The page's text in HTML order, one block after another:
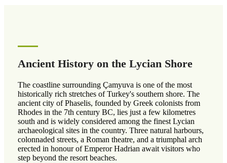
Ancient History on the Lycian Shore
The coastline surrounding Çamyuva is one of the most
historically rich stretches of Turkey's southern shore. The
ancient city of Phaselis, founded by Greek colonists from
Rhodes in the 7th century BC, lies just a few kilometres
south and is widely considered among the finest Lycian
archaeological sites in the country. Three natural harbours,
colonnaded streets, a Roman theatre, and a triumphal arch
erected in honour of Emperor Hadrian await visitors who
step beyond the resort beaches.